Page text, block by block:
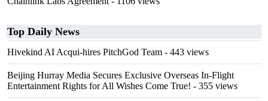
Top Daily News
Hivekind AI Acqui-hires PitchGod Team - 443 views
Beijing Hurray Media Secures Exclusive Overseas In‑Flight
Entertainment Rights for All Wishes Come True! - 355 views